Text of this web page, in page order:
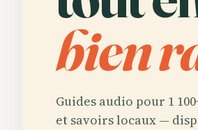
bien
Guides audio pour 1
et savoirs locaux —